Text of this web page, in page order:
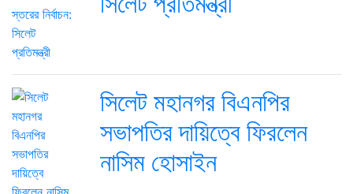
সিলেট মহানগর বিএনপির
সভাপতির দায়িত্বে ফিরলেন
নাসিম হোসাইন